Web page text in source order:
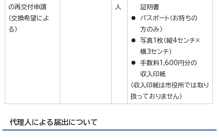
の再交付申請
（交換希望によ
る）
人
証明書
パスポート（お持ちの
方のみ）
写真1枚（縦4センチ×
横3センチ）
手数料1,600円分の
収入印紙
（収入印紙は市役所では取り
扱っておりません）
代理人による届出について